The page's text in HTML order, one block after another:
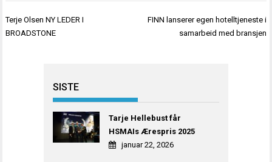
Innleggsnavigasjon
Terje Olsen NY LEDER I
BROADSTONE
FINN lanserer egen hotelltjeneste i
samarbeid med bransjen
SISTE
Tarje Hellebust får
HSMAIs Ærespris 2025
januar 22, 2026